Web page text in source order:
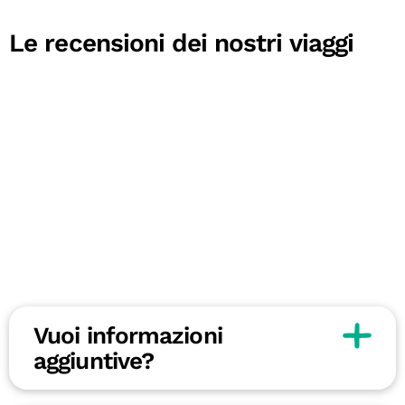
Le recensioni dei nostri viaggi
Vuoi informazioni
aggiuntive?